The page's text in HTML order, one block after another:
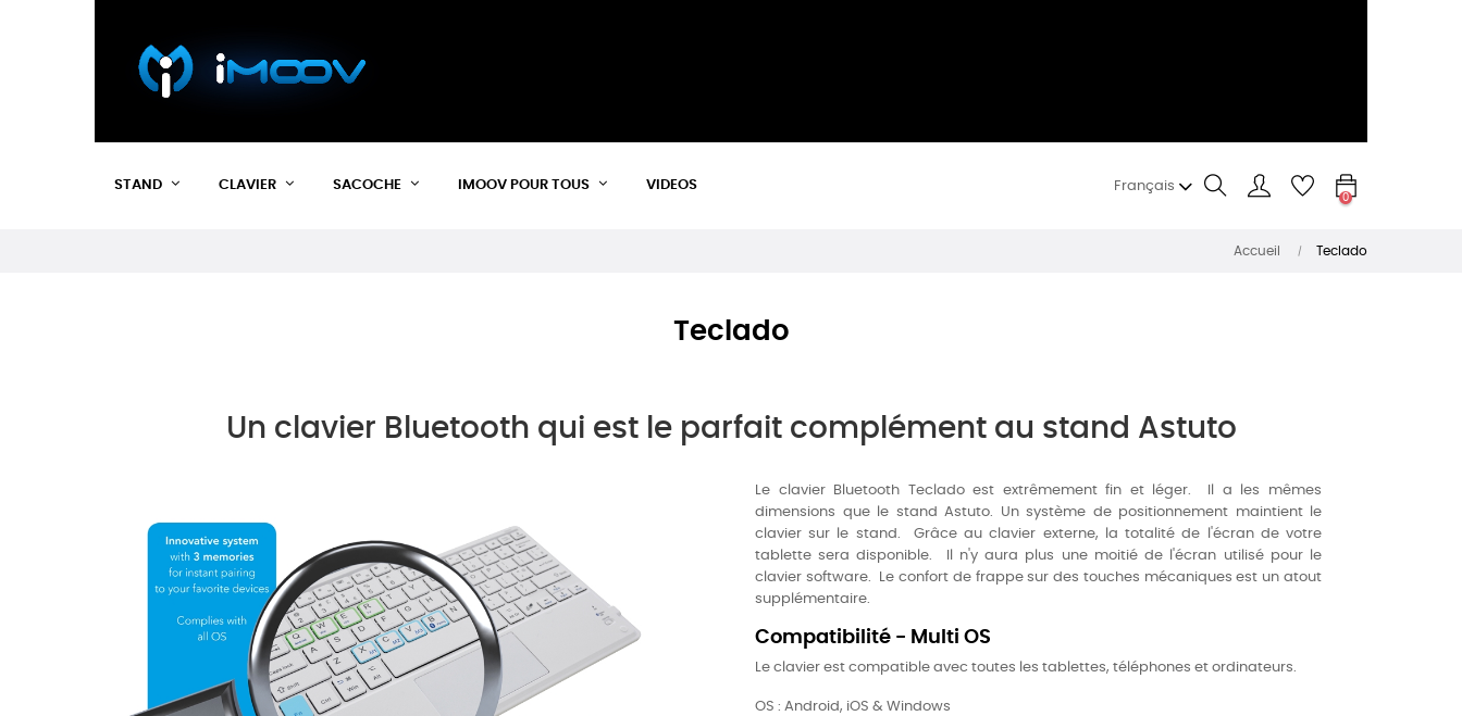
STAND CLAVIER SACOCHE IMOOV POUR TOUS VIDEOS Français
0
Accueil Teclado
Teclado
Un clavier Bluetooth qui est le parfait complément au stand Astuto
Le clavier Bluetooth Teclado est extrêmement fin et léger. Il a les mêmes
dimensions que le stand Astuto. Un système de positionnement maintient le
clavier sur le stand. Grâce au clavier externe, la totalité de l'écran de votre
tablette sera disponible. Il n'y aura plus une moitié de l'écran utilisé pour le
clavier software. Le confort de frappe sur des touches mécaniques est un atout
supplémentaire.
Compatibilité - Multi OS
Le clavier est compatible avec toutes les tablettes, téléphones et ordinateurs.
OS : Android, iOS & Windows